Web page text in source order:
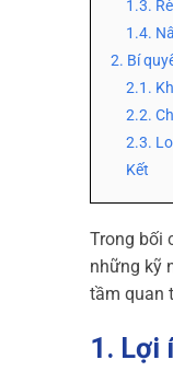
1.3.
1.4.
2. Bí
2.1.
2.2.
2.3.
Kết
Trong bối
những kỹ
tầm quan
1. Lợi